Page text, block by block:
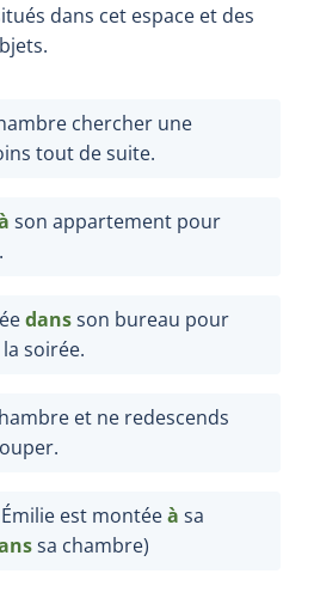
dans cet espace et des
chercher une
tout de suite.
son appartement pour
dansson bureau pour
soirée.
et ne redescends
est montéeà sa
sa chambre)